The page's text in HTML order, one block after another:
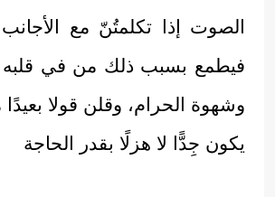
الصوت إذا تكلمتُنّ مع
فيطمع بسبب ذلك من في
وشهوة الحرام، وقلن قولا بعيدًا
يكون جِدًّا لا هزلًا بقدر الحاجة